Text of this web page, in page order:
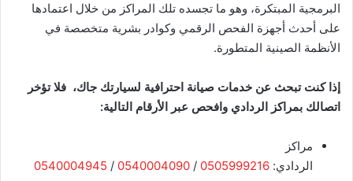
البرمجية المبتكرة، وهو ما تجسده تلك المراكز من خلال اعتمادها
على أحدث أجهزة الفحص الرقمي وكوادر بشرية متخصصة في
الأنظمة الصينية المتطورة.
إذا كنت تبحث عن خدمات صيانة احترافية لسيارتك جاك، فلا تؤخر
اتصالك بمراكز الردادي وافحص عبر الأرقام التالية:
مراكز
الردادي: 0505999216
/
0540004090
/
0540004945